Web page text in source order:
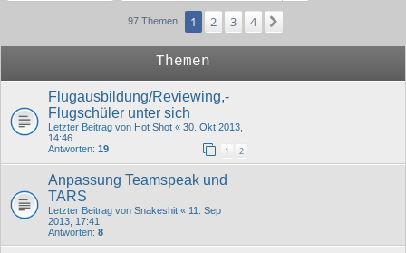
97 Themen 1 2 3 4
Themen
Flugausbildung/Reviewing,-
Flugschüler unter sich
Letzter Beitrag von Hot Shot « 30. Okt 2013,
14:46
Antworten: 19 1 2
Anpassung Teamspeak und
TARS
Letzter Beitrag von Snakeshit « 11. Sep
2013, 17:41
Antworten: 8